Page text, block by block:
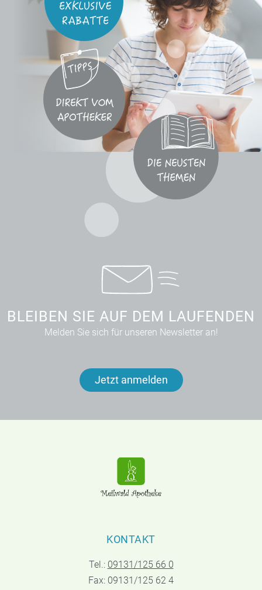
BLEIBEN SIE AUF DEM LAUFENDEN
Melden Sie sich für unseren Newsletter an!
Jetzt anmelden
KONTAKT
Tel.: 09131/125 66 0
Fax: 09131/125 62 4